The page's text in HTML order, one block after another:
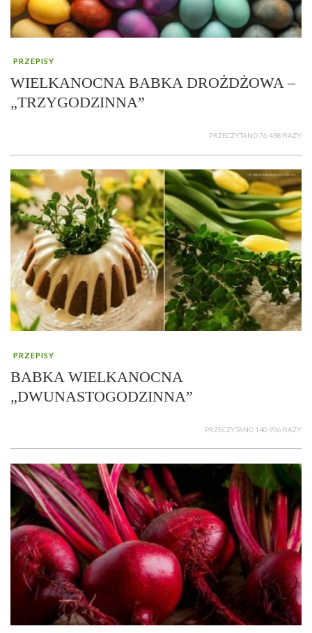
PRZEPISY
WIELKANOCNA BABKA DROŻDŻOWA –
„TRZYGODZINNA”
PRZECZYTANO 76 498 RAZY
PRZEPISY
BABKA WIELKANOCNA
„DWUNASTOGODZINNA”
PRZECZYTANO 140 936 RAZY